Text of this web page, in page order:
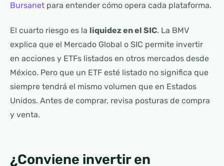
Bursanet para entender cómo opera cada plataforma.
El cuarto riesgo es la liquidez en el SIC. La BMV
explica que el Mercado Global o SIC permite invertir
en acciones y ETFs listados en otros mercados desde
México. Pero que un ETF esté listado no significa que
siempre tendrá el mismo volumen que en Estados
Unidos. Antes de comprar, revisa posturas de compra
y venta.
¿Conviene invertir en